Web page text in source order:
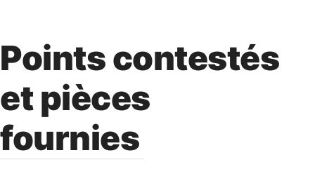
Points contestés
et pièces
fournies